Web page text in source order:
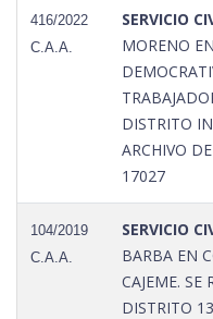
416/2022
C.A.A.
SERVICIO
MORENO
DISTRITO
ARCHIVO
17027
104/2019
C.A.A.
SERVICIO
BARBA EN
CAJEME.
DISTRITO